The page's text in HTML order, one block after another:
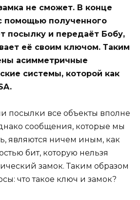
не сможет. В конце
помощью полученного
посылку и передаёт Бобу,
её своим ключом. Таким
асимметричные
системы, которой как
посылки все объекты вполне
сообщения, которые мы
являются ничем иным, как
бит, которую нельзя
замок. Таким образом
что такое ключ и замок?